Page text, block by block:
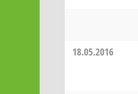
18.05.2016